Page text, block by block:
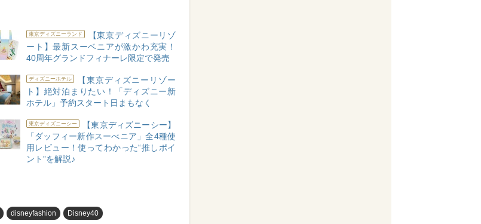
東京ディズニーランド
【東京ディズニーリゾ
ート】最新スーベニアが激かわ充実！
40周年グランドフィナーレ限定で発売
ディズニーホテル
【東京ディズニーリゾー
ト】絶対泊まりたい！「ディズニー新
ホテル」予約スタート日まもなく
東京ディズニーシー
【東京ディズニーシー】
「ダッフィー新作スーべニア」全4種使
用レビュー！使ってわかった“推しポイ
ント”を解説♪
disneyfashion Disney40